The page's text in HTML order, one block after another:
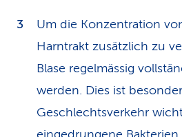
Um die Konzentration
Harntrakt zusätzlich zu
Blase regelmässig
werden. Dies ist
Geschlechtsverkehr
eingedrungene